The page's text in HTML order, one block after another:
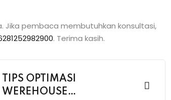
pembaca membutuhkan konsultasi,
. Terima kasih.
TIPS OPTIMASI
WEREHOUSE